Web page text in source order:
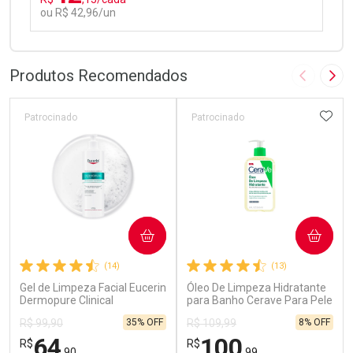
ou R$ 42,96/un
Laboratório
Ativar Desconto
Comprar sem Desconto
Por R$ 42,96/cada
Por Menos
Comprar sem Desconto
Por R$ 42,96/cada
Produtos Recomendados Imagem
(14)
Gel de Limpeza Facial Eucerin
Dermopure Clinical
Patrocinado
R$ 99,90
R$
35% OFF
COMPRAR
(13)
Óleo De Limpeza Hidratante
para Banho Cerave Para Pele
Patrocinado
R$ 109,99
R$
8% OFF
COMPRAR